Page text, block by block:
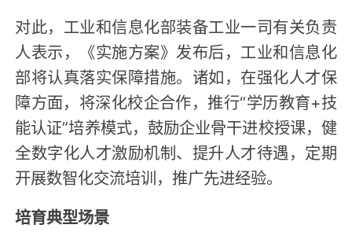
对此，工业和信息化部装备工业一司有关负责
人表示，《实施方案》发布后，工业和信息化
部将认真落实保障措施。诸如，在强化人才保
障方面，将深化校企合作，推行“学历教育+技
能认证”培养模式，鼓励企业骨干进校授课，健
全数字化人才激励机制、提升人才待遇，定期
开展数智化交流培训，推广先进经验。
培育典型场景